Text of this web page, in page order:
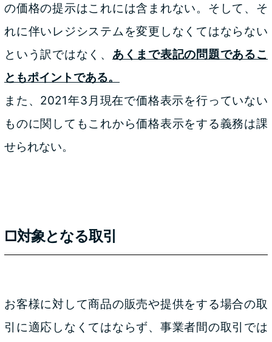
の価格の提示はこれには含まれない。そして、そ
れに伴いレジシステムを変更しなくてはならない
という訳ではなく、 あくまで表記の問題であるこ
ともポイントである。
また、2021年3月現在で価格表示を行っていない
ものに関してもこれから価格表示をする義務は課
せられない。
□対象となる取引
お客様に対して商品の販売や提供をする場合の取
引に適応しなくてはならず、事業者間の取引では